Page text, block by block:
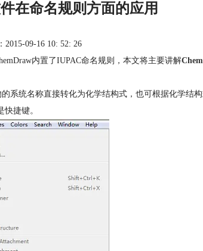
在命名规则方面的应用
2015-09-16 10: 52: 26
内置了IUPAC命名规则，本文将主要讲解
统名称直接转化为化学结构式，也可根据化学结
捷键。